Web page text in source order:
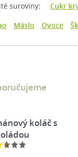
suroviny: Cukr
Máslo Ovoce
koláč s